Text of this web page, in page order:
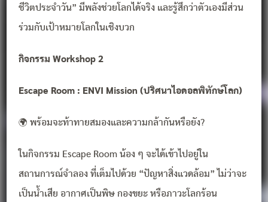
ชีวิตประจำวัน” มีพลังช่วยโลกได้จริง และรู้สึกว่าตัวเองมีส่วน
ร่วมกับเป้าหมายโลกในเชิงบวก
กิจกรรม Workshop 2
Escape Room : ENVI Mission (ปริศนาไอดอลพิทักษ์โลก)
🌍 พร้อมจะท้าทายสมองและความกล้ากันหรือยัง?
ในกิจกรรม Escape Room น้อง ๆ จะได้เข้าไปอยู่ใน
สถานการณ์จำลอง ที่เต็มไปด้วย “ปัญหาสิ่งแวดล้อม” ไม่ว่าจะ
เป็นน้ำเสีย อากาศเป็นพิษ กองขยะ หรือภาวะโลกร้อน